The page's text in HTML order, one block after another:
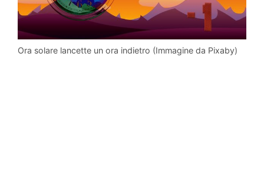
Ora solare lancette un ora indietro (Immagine da Pixaby)